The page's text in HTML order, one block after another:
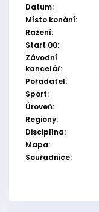
Datum:
Místo konání:
Ražení:
Start 00:
Závodní
kancelář:
Pořadatel:
Sport:
Úroveň:
Regiony:
Disciplína:
Mapa:
Souřadnice: